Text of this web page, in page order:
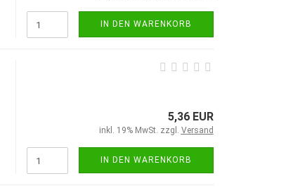
IN DEN WARENKORB
5,36 EUR
inkl. 19% MwSt. zzgl. Versand
IN DEN WARENKORB